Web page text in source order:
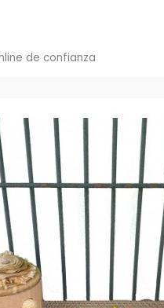
de confianza